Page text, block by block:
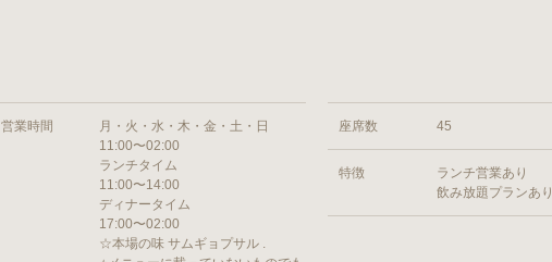
営業時間
月・火・水・木・金・土・日
11:00〜02:00
ランチタイム
11:00〜14:00
ディナータイム
17:00〜02:00
☆本場の味 サムギョプサル .
座席数 45
特徴
ランチ営業あり
飲み放題プランあり